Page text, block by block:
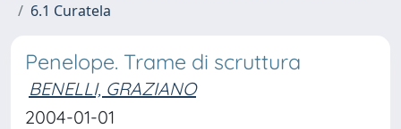
6.1 Curatela
Penelope. Trame di scruttura
BENELLI, GRAZIANO
2004-01-01